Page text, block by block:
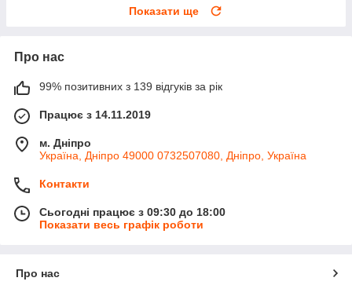
Показати ще
Про нас
99% позитивних з 139 відгуків за рік
Працює з 14.11.2019
м. Дніпро
Україна, Дніпро 49000 0732507080, Дніпро, Україна
Контакти
Сьогодні працює з 09:30 до 18:00
Показати весь графік роботи
Про нас